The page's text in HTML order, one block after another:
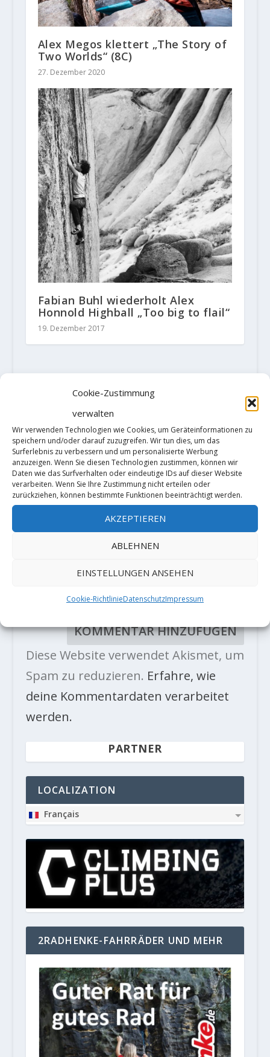
Cookie-Zustimmung
verwalten
Wir verwenden Technologien wie Cookies, um Geräteinformationen zu
speichern und/oder darauf zuzugreifen. Wir tun dies, um das
Surferlebnis zu verbessern und um personalisierte Werbung
anzuzeigen. Wenn Sie diesen Technologien zustimmen, können wir
Daten wie das Surfverhalten oder eindeutige IDs auf dieser Website
verarbeiten. Wenn Sie Ihre Zustimmung nicht erteilen oder
zurückziehen, können bestimmte Funktionen beeinträchtigt werden.
AKZEPTIEREN
ABLEHNEN
EINSTELLUNGEN ANSEHEN
Cookie-RichtlinieDatenschutzImpressum
Alex Megos klettert „The Story of
Two Worlds“ (8C)
27. Dezember 2020
Fabian Buhl wiederholt Alex
Honnold Highball „Too big to flail“
19. Dezember 2017
HINTERLASSE EINE ANTWORT
Deine E-Mail-Adresse wird nicht
veröffentlicht.Erforderliche Felder
sind mit*markiert
Diese Website verwendet Akismet, um
Spam zu reduzieren. Erfahre, wie
deine Kommentardaten verarbeitet
werden.
PARTNER
LOCALIZATION
Français
2RADHENKE-FAHRRÄDER UND MEHR